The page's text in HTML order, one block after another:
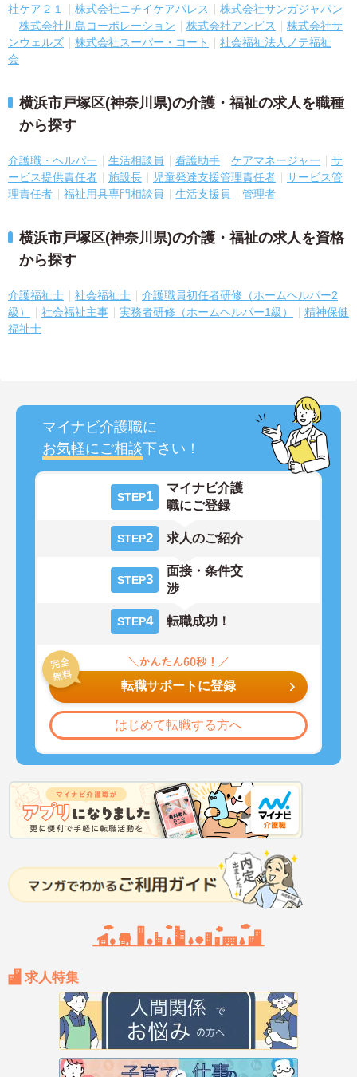
社ケア２１
株式会社ニチイケアパレス
株式会社サンガジャパン
株式会社川島コーポレーション
株式会社アンビス
株式会社サ
ンウェルズ
株式会社スーパー・コート
社会福祉法人ノテ福祉
会
横浜市戸塚区(神奈川県)の介護・福祉の求人を職種
から探す
介護職・ヘルパー 生活相談員 看護助手 ケアマネージャー
サ
ービス提供責任者
施設長 児童発達支援管理責任者
サービス管
理責任者
福祉用具専門相談員 生活支援員 管理者
横浜市戸塚区(神奈川県)の介護・福祉の求人を資格
から探す
介護福祉士 社会福祉士
介護職員初任者研修（ホームヘルパー2
級）
社会福祉主事 実務者研修（ホームヘルパー1級）
精神保健
福祉士
マイナビ介護職に
お気軽にご相談下さい！
STEP1
マイナビ介護
職にご登録
STEP2 求人のご紹介
STEP3
面接・条件交
渉
STEP4 転職成功！
転職サポートに登録
はじめて転職する方へ
求人特集